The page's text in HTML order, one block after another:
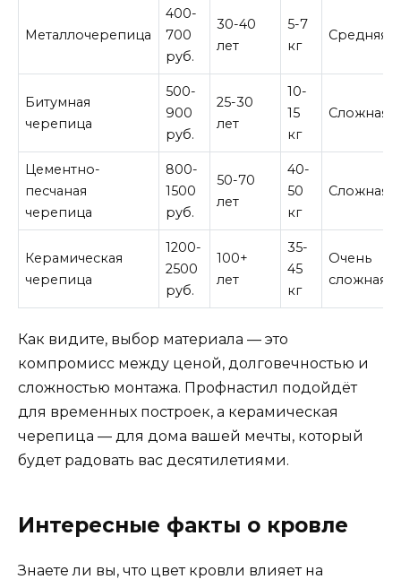
Металлочерепица
400-
700
руб.
30-40
лет
5-7
кг
Средняя
Битумная
черепица
500-
900
руб.
25-30
лет
10-
15
кг
Сложная
Цементно-
песчаная
черепица
800-
1500
руб.
50-70
лет
40-
50
кг
Сложная
Керамическая
черепица
1200-
2500
руб.
100+
лет
35-
45
кг
Очень
сложная
Как видите, выбор материала — это
компромисс между ценой, долговечностью и
сложностью монтажа. Профнастил подойдёт
для временных построек, а керамическая
черепица — для дома вашей мечты, который
будет радовать вас десятилетиями.
Интересные факты о кровле
Знаете ли вы, что цвет кровли влияет на